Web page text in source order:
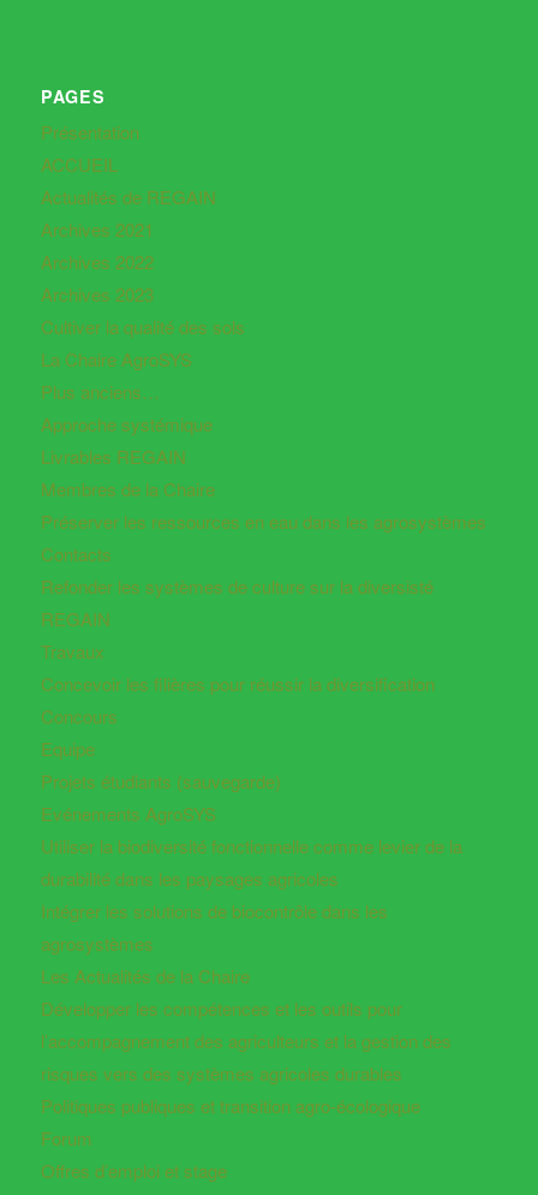
PAGES
Présentation
ACCUEIL
Actualités de REGAIN
Archives 2021
Archives 2022
Archives 2023
Cultiver la qualité des sols
La Chaire AgroSYS
Plus anciens…
Approche systémique
Livrables REGAIN
Membres de la Chaire
Préserver les ressources en eau dans les agrosystèmes
Contacts
Refonder les systèmes de culture sur la diversisté
REGAIN
Travaux
Concevoir les filières pour réussir la diversification
Concours
Equipe
Projets étudiants (sauvegarde)
Evénements AgroSYS
Utiliser la biodiversité fonctionnelle comme levier de la
durabilité dans les paysages agricoles
Intégrer les solutions de biocontrôle dans les
agrosystèmes
Les Actualités de la Chaire
Développer les compétences et les outils pour
l’accompagnement des agriculteurs et la gestion des
risques vers des systèmes agricoles durables
Politiques publiques et transition agro-écologique
Forum
Offres d’emploi et stage